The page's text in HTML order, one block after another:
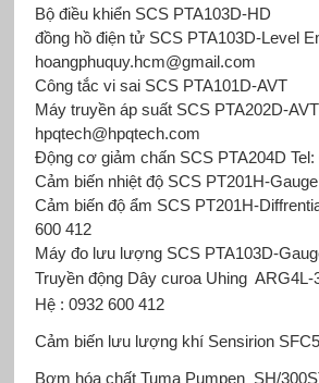
Bộ điều khiển SCS PTA103D-HD
đồng hồ điện tử SCS PTA103D-Level
hoangphuquy.hcm@gmail.com
Công tắc vi sai SCS PTA101D-AVT
Máy truyền áp suất SCSPTA202D-
hpqtech@hpqtech.com
Động cơ giảm chấn SCS PTA204D Tel:
Cảm biến nhiệt độ SCS PT201H-Gauge
Cảm biến độ ẩm SCS PT201H-
600 412
Máy đo lưu lượng SCSPTA103D-
Truyền động Dây curoa UhingARG4L-
Hệ : 0932 600 412
Cảm biến lưu lượng khí Sensirion
Bơm hóa chất Tuma PumpenSH/